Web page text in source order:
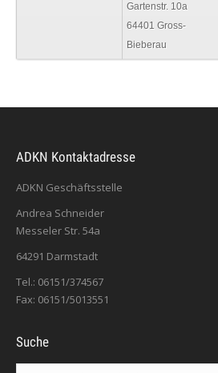
Gartenstr. 10a
64401 Gross-
Bieberau
ADKN Kontaktadresse
ADKN Geschäftsstelle
Andrea Schneider
Messeler Str. 54a
64291 Darmstadt
Tel.: 06151/374567
Fax: 06151/5013551
Suche